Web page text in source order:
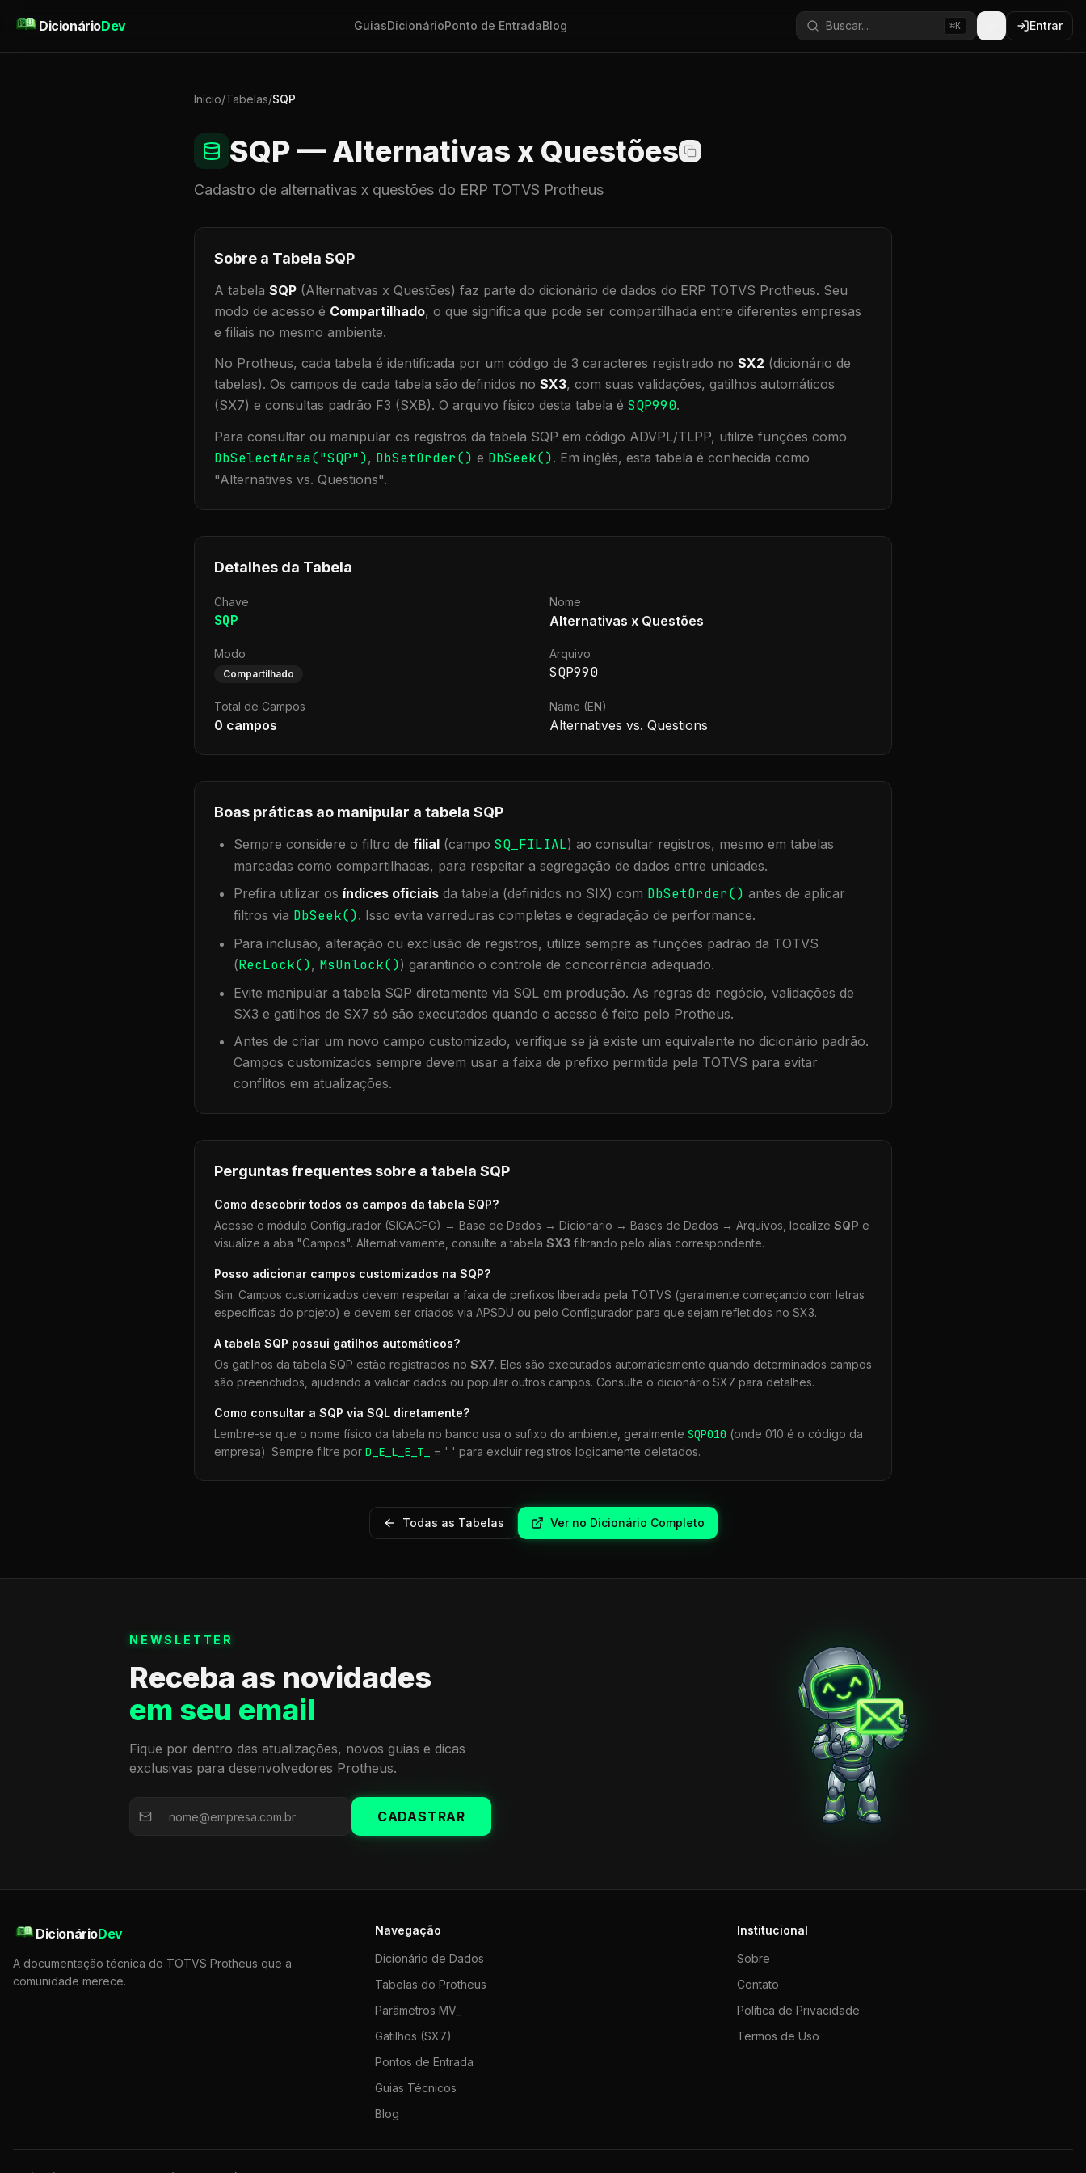
DicionárioDev GuiasDicionárioPonto de EntradaBlog Buscar... ⌘K Entrar
Início/Tabelas/SQP
SQP— Alternativas x Questões
Cadastro de alternativas x questões do ERP TOTVS Protheus
Sobre a Tabela SQP
A tabela SQP (Alternativas x Questões) faz parte do dicionário de dados do ERP TOTVS Protheus. Seu
modo de acesso é Compartilhado, o que significa que pode ser compartilhada entre diferentes empresas
e filiais no mesmo ambiente.
No Protheus, cada tabela é identificada por um código de 3 caracteres registrado no SX2 (dicionário de
tabelas). Os campos de cada tabela são definidos no SX3, com suas validações, gatilhos automáticos
(SX7) e consultas padrão F3 (SXB). O arquivo físico desta tabela é SQP990.
Para consultar ou manipular os registros da tabela SQP em código ADVPL/TLPP, utilize funções como
DbSelectArea("SQP"), DbSetOrder() e DbSeek(). Em inglês, esta tabela é conhecida como
"Alternatives vs. Questions".
Detalhes da Tabela
Chave
SQP
Nome
Alternativas x Questões
Modo
Compartilhado
Arquivo
SQP990
Total de Campos
0 campos
Name (EN)
Alternatives vs. Questions
Boas práticas ao manipular a tabela SQP
Sempre considere o filtro de filial (campo SQ_FILIAL) ao consultar registros, mesmo em tabelas
marcadas como compartilhadas, para respeitar a segregação de dados entre unidades.
Prefira utilizar os índices oficiais da tabela (definidos no SIX) com DbSetOrder() antes de aplicar
filtros via DbSeek(). Isso evita varreduras completas e degradação de performance.
Para inclusão, alteração ou exclusão de registros, utilize sempre as funções padrão da TOTVS
(RecLock(), MsUnlock()) garantindo o controle de concorrência adequado.
Evite manipular a tabela SQP diretamente via SQL em produção. As regras de negócio, validações de
SX3 e gatilhos de SX7 só são executados quando o acesso é feito pelo Protheus.
Antes de criar um novo campo customizado, verifique se já existe um equivalente no dicionário padrão.
Campos customizados sempre devem usar a faixa de prefixo permitida pela TOTVS para evitar
conflitos em atualizações.
Perguntas frequentes sobre a tabela SQP
Como descobrir todos os campos da tabela SQP?
Acesse o módulo Configurador (SIGACFG) → Base de Dados → Dicionário → Bases de Dados → Arquivos, localize SQP e
visualize a aba "Campos". Alternativamente, consulte a tabela SX3 filtrando pelo alias correspondente.
Posso adicionar campos customizados na SQP?
Sim. Campos customizados devem respeitar a faixa de prefixos liberada pela TOTVS (geralmente começando com letras
específicas do projeto) e devem ser criados via APSDU ou pelo Configurador para que sejam refletidos no SX3.
A tabela SQP possui gatilhos automáticos?
Os gatilhos da tabela SQP estão registrados no SX7. Eles são executados automaticamente quando determinados campos
são preenchidos, ajudando a validar dados ou popular outros campos. Consulte o dicionário SX7 para detalhes.
Como consultar a SQP via SQL diretamente?
Lembre-se que o nome físico da tabela no banco usa o sufixo do ambiente, geralmente SQP010 (onde 010 é o código da
empresa). Sempre filtre por D_E_L_E_T_ = ' ' para excluir registros logicamente deletados.
Todas as Tabelas Ver no Dicionário Completo
NEWSLETTER
Receba as novidades
em seu email
Fique por dentro das atualizações, novos guias e dicas
exclusivas para desenvolvedores Protheus.
CADASTRAR
DicionárioDev
A documentação técnica do TOTVS Protheus que a
comunidade merece.
Navegação
Dicionário de Dados
Tabelas do Protheus
Parâmetros MV_
Gatilhos (SX7)
Pontos de Entrada
Guias Técnicos
Blog
Institucional
Sobre
Contato
Política de Privacidade
Termos de Uso